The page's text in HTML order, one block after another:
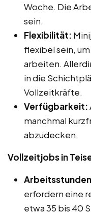
Woche. Die
sein.
Flexibilität:
flexibel sein,
arbeiten.
in die
Vollzeitkräfte.
Verfügbarkeit:
manchmal
abzudecken.
Vollzeitjobs in
erfordern eine
etwa 35 bis 40